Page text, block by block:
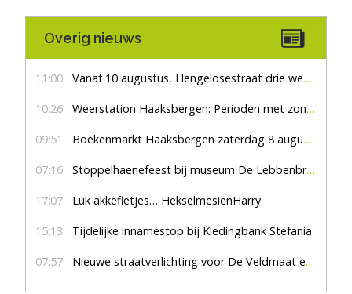
Overig nieuws
11:00 Vanaf 10 augustus, Hengelosestraat drie weken dicht voor doorgaand verkeer
10:26 Weerstation Haaksbergen: Perioden met zon en droog
09:51 Boekenmarkt Haaksbergen zaterdag 8 augustus, marktplein Haaksbergen
07:16 Stoppelhaenefeest bij museum De Lebbenbrugge
17:07 Luk akkefietjes… HekselmesienHarry
15:13 Tijdelijke innamestop bij Kledingbank Stefania
07:57 Nieuwe straatverlichting voor De Veldmaat en De Pas